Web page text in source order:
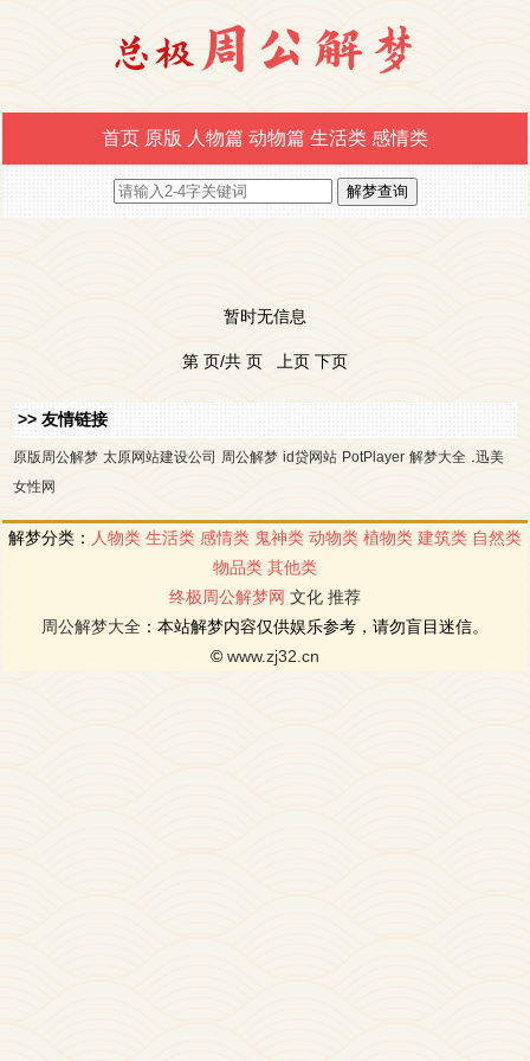
首页 原版 人物篇 动物篇 生活类 感情类
暂时无信息
第 页/共 页 上页 下页
>> 友情链接
原版周公解梦 太原网站建设公司 周公解梦 id贷网站 PotPlayer 解梦大全
迅美
女性网
解梦分类： 人物类 生活类 感情类 鬼神类 动物类 植物类 建筑类 自然类
物品类 其他类
终极周公解梦网 文化 推荐
周公解梦大全 ：本站解梦内容仅供娱乐参考，请勿盲目迷信。
© www.zj32.cn